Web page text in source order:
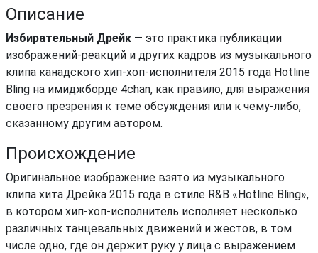
Описание
Избирательный Дрейк — это практика публикации
изображений-реакций и других кадров из музыкального
клипа канадского хип-хоп-исполнителя 2015 года Hotline
Bling на имиджборде 4chan, как правило, для выражения
своего презрения к теме обсуждения или к чему-либо,
сказанному другим автором.
Происхождение
Оригинальное изображение взято из музыкального
клипа хита Дрейка 2015 года в стиле R&B «Hotline Bling»,
в котором хип-хоп-исполнитель исполняет несколько
различных танцевальных движений и жестов, в том
числе одно, где он держит руку у лица с выражением